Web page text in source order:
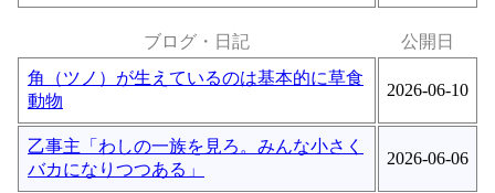
ブログ・日記
公開日
角（ツノ）が生えているのは基本的に草食
動物
2026-06-10
乙事主「わしの一族を見ろ。みんな小さく
バカになりつつある」
2026-06-06